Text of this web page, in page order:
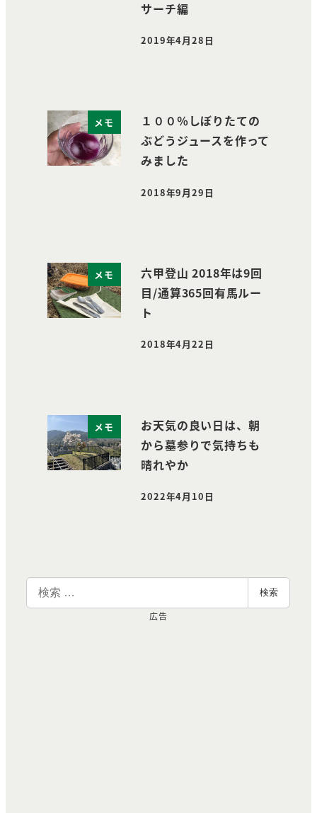
サーチ編
投稿日
2019年4月28日
メモ
１００％しぼりたての
ぶどうジュースを作って
みました
投稿日
2018年9月29日
メモ
六甲登山 2018年は9回
目/通算365回有馬ルー
ト
投稿日
2018年4月22日
メモ
お天気の良い日は、朝
から墓参りで気持ちも
晴れやか
投稿日
2022年4月10日
検
索
検索
広告